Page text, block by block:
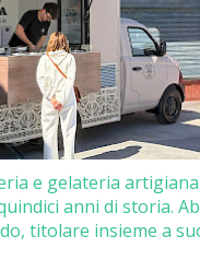
e gelateria
anni di storia.
titolare insieme a